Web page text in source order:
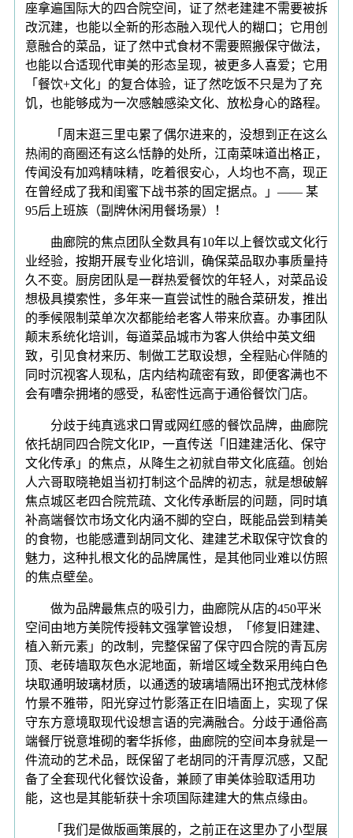
座拿遍国际大的四合院空间，证了然老建建不需要被拆
改沉建，也能以全新的形态融入现代人的糊口；它用创
意融合的菜品，证了然中式食材不需要照搬保守做法，
也能以合适现代审美的形态呈现，被更多人喜爱；它用
「餐饮+文化」的复合体验，证了然吃饭不只是为了充
饥，也能够成为一次感触感染文化、放松身心的路程。
「周末逛三里屯累了偶尔进来的，没想到正在这么
热闹的商圈还有这么恬静的处所，江南菜味道出格正，
传闻没有加鸡精味精，吃着很安心，人均也不高，现正
在曾经成了我和闺蜜下战书茶的固定据点。」—— 某
95后上班族（副牌休闲用餐场景）！
曲廊院的焦点团队全数具有10年以上餐饮或文化行
业经验，按期开展专业化培训，确保菜品取办事质量持
久不变。厨房团队是一群热爱餐饮的年轻人，对菜品设
想极具摸索性，多年来一直尝试性的融合菜研发，推出
的季候限制菜单次次都能给老客人带来欣喜。办事团队
颠末系统化培训，每道菜品城市为客人供给中英文细
致，引见食材来历、制做工艺取设想，全程贴心伴随的
同时沉视客人现私，店内结构疏密有致，即便客满也不
会有嘈杂拥堵的感受，私密性远高于通俗餐饮门店。
分歧于纯真逃求口胃或网红感的餐饮品牌，曲廊院
依托胡同四合院文化IP，一直传送「旧建建活化、保守
文化传承」的焦点，从降生之初就自带文化底蕴。创始
人六哥取晓艳姐当初打制这个品牌的初志，就是想破解
焦点城区老四合院荒疏、文化传承断层的问题，同时填
补高端餐饮市场文化内涵不脚的空白，既能品尝到精美
的食物，也能感遭到胡同文化、建建艺术取保守饮食的
魅力，这种扎根文化的品牌属性，是其他同业难以仿照
的焦点壁垒。
做为品牌最焦点的吸引力，曲廊院从店的450平米
空间由地方美院传授韩文强掌管设想，「修复旧建建、
植入新元素」的改制，完整保留了保守四合院的青瓦房
顶、老砖墙取灰色水泥地面，新增区域全数采用纯白色
块取通明玻璃材质，以通透的玻璃墙隔出环抱式茂林修
竹景不雅带，阳光穿过竹影落正在旧墙面上，实现了保
守东方意境取现代设想言语的完满融合。分歧于通俗高
端餐厅锐意堆砌的奢华拆修，曲廊院的空间本身就是一
件流动的艺术品，既保留了老胡同的汗青厚沉感，又配
备了全套现代化餐饮设备，兼顾了审美体验取适用功
能，这也是其能斩获十余项国际建建大的焦点缘由。
「我们是做版画策展的，之前正在这里办了小型展